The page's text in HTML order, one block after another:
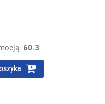
60.3